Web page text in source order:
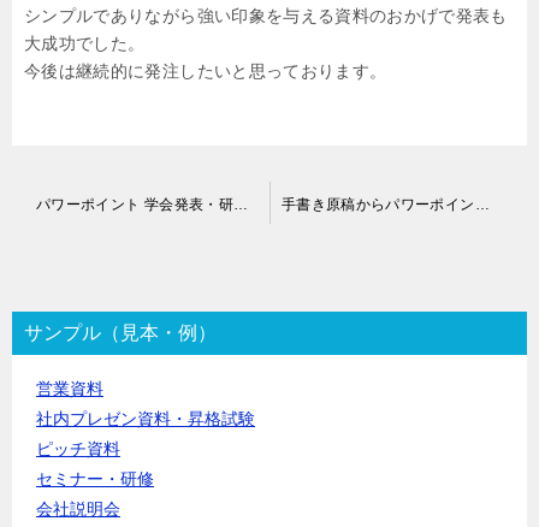
シンプルでありながら強い印象を与える資料のおかげで発表も
大成功でした。
今後は継続的に発注したいと思っております。
ゲ
ー
シ
パワーポイント 学会発表・研究発表用スライド作成代行
サンプル（見本・例）
営業資料
社内プレゼン資料・昇格試験
ピッチ資料
セミナー・研修
会社説明会